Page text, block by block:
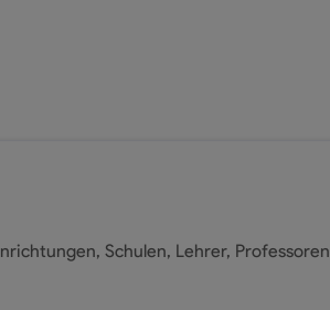
Schulen, Lehrer, Professoren